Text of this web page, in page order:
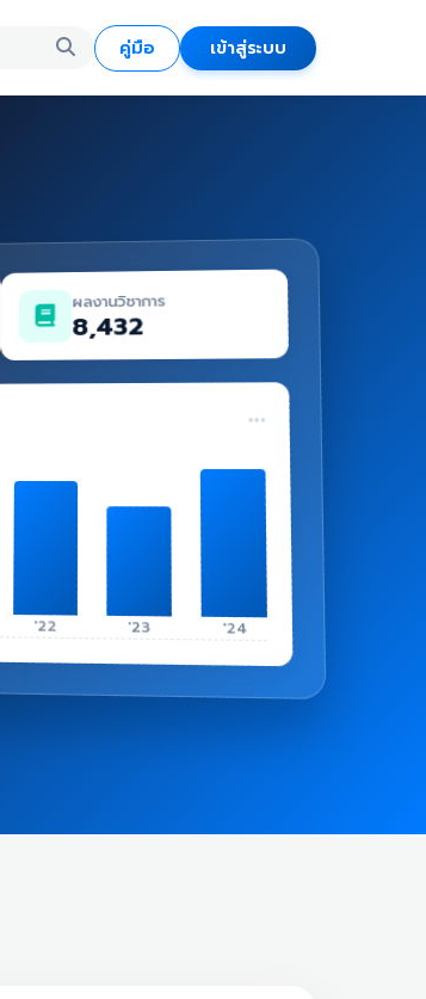
คู่มือ เข้าสู่ระบบ
ผลงานวิชาการ
8,432
'22 '23 '24